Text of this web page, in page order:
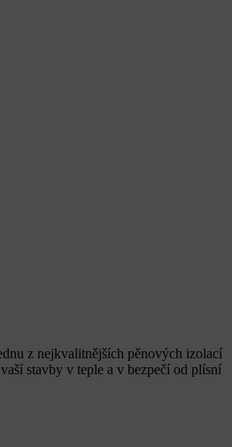
z nejkvalitnějších pěnových izolací
stavby v teple a v bezpečí od plísní